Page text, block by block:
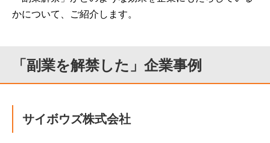
かについて、ご紹介します。
「副業を解禁した」企業事例
サイボウズ株式会社